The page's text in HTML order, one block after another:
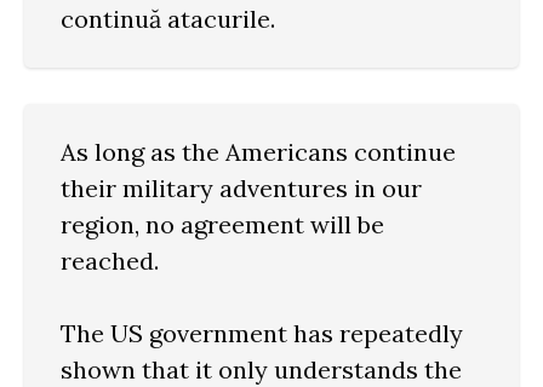
continuă atacurile.
As long as the Americans continue
their military adventures in our
region, no agreement will be
reached.
The US government has repeatedly
shown that it only understands the